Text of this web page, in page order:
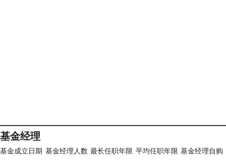
基金经理
基金成立日期 基金经理人数 最长任职年限 平均任职年限 基金经理自购